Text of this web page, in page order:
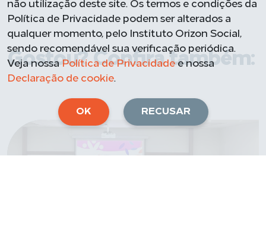
Gostou? Confira também:
não utilização deste site. Os termos e condições da
Política de Privacidade podem ser alterados a
qualquer momento, pelo Instituto Orizon Social,
sendo recomendável sua verificação periódica.
Veja nossaPolítica de Privacidadee nossa
Declaração de cookie.
OK RECUSAR